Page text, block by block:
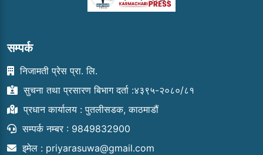
सम्पर्क
निजामती प्रेस प्रा. लि.
सुचना तथा प्रसारण बिभाग दर्ता :४३९५-२०८०/८१
प्रधान कार्यालय : पुतलीसडक, काठमाडौं
सम्पर्क नम्बर : 9849832900
इमेल : priyarasuwa@gmail.com